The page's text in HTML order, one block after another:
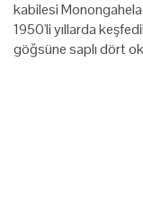
kabilesi Monongahela
1950'li yıllarda
göğsüne saplı dört